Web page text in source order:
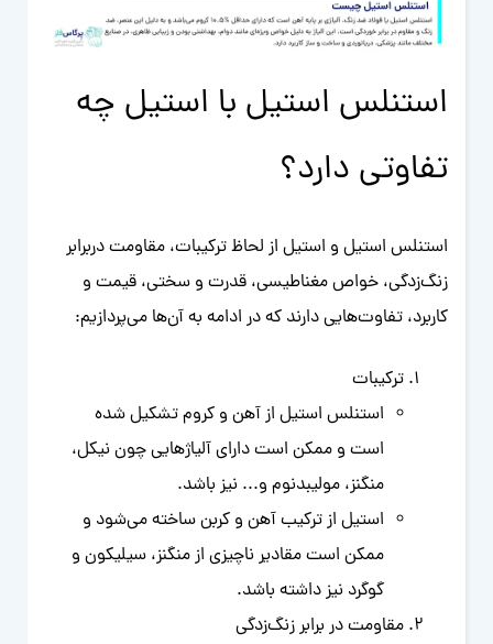
استنلس استیل با استیل چه
تفاوتی دارد؟
استنلس استیل و استیل از لحاظ ترکیبات، مقاومت دربرابر
زنگ‌زدگی، خواص مغناطیسی، قدرت و سختی، قیمت و
کاربرد، تفاوت‌هایی دارند که در ادامه به آن‌ها می‌پردازیم:
ترکیبات
استنلس استیل از آهن و کروم تشکیل شده
است و ممکن است دارای آلیاژهایی چون نیکل،
منگنز، مولیبدنوم و... نیز باشد.
استیل از ترکیب آهن و کربن ساخته می‌شود و
ممکن است مقادیر ناچیزی از منگنز، سیلیکون و
گوگرد نیز داشته باشد.
مقاومت در برابر زنگ‌زدگی